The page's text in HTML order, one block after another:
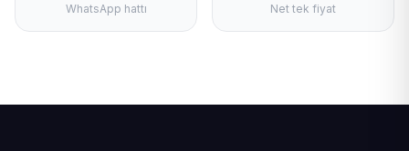
WhatsApp hattı
Net tek fiyat